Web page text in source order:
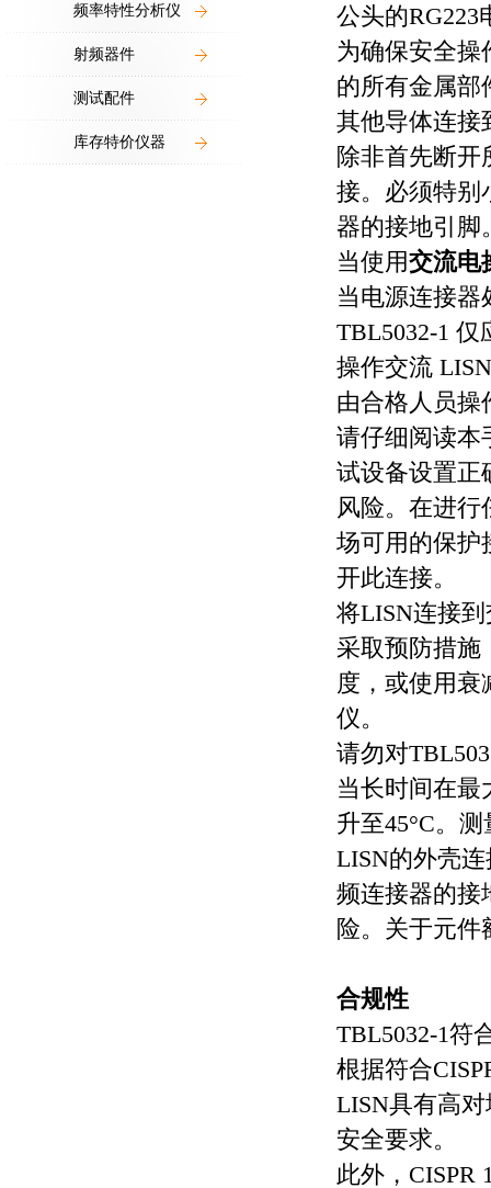
频率特性分析仪
射频器件
测试配件
库存特价仪器
公头的RG223
为确保安全操
的所有金属部
其他导体连接
除非首先断
接。必须特别
器的接地引脚
当使用交流电
当电源连接器
TBL5032-1 仅
操作交流
由合格人员操
请仔细阅读本
试设备设置正
风险。在进行
场可用的保护
开此连接。
将LISN连接
采取预防措施
度，或使用衰
仪。
请勿对
当长时间在最
升至45°C。测
LISN的外壳
频连接器的接
险。关于元
合规性
TBL5032-1符
根据符合
LISN具有高
安全要求。
此外， CISPR